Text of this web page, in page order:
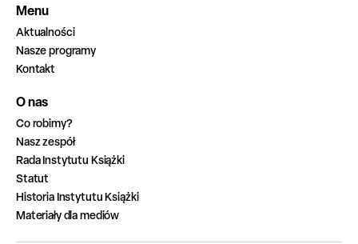
Menu
Aktualności
Nasze programy
Kontakt
O nas
Co robimy?
Nasz zespół
Rada Instytutu Książki
Statut
Historia Instytutu Książki
Materiały dla mediów